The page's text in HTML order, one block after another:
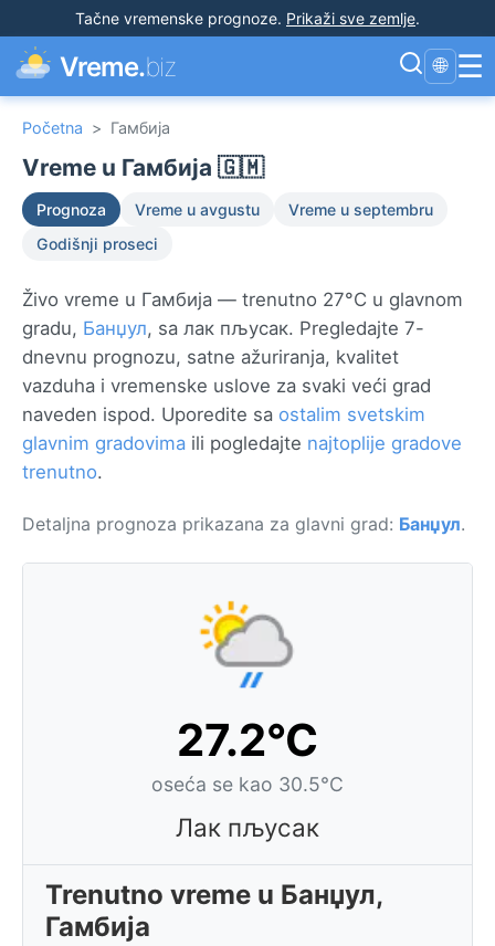
Tačne vremenske prognoze. Prikaži sve zemlje.
Vreme.biz 🌐 ☰
Početna > Гамбија
Vreme u Гамбија 🇬🇲
Prognoza Vreme u avgustu
Vreme u septembru
Godišnji proseci
Živo vreme u Гамбија — trenutno 27°C u glavnom
gradu, Банџул, sa лак пљусак. Pregledajte 7-
dnevnu prognozu, satne ažuriranja, kvalitet
vazduha i vremenske uslove za svaki veći grad
naveden ispod. Uporedite sa ostalim svetskim
glavnim gradovima ili pogledajte najtoplije gradove
trenutno.
Detaljna prognoza prikazana za glavni grad: Банџул.
27.2°C
oseća se kao 30.5°C
Лак пљусак
Trenutno vreme u Банџул,
Гамбија